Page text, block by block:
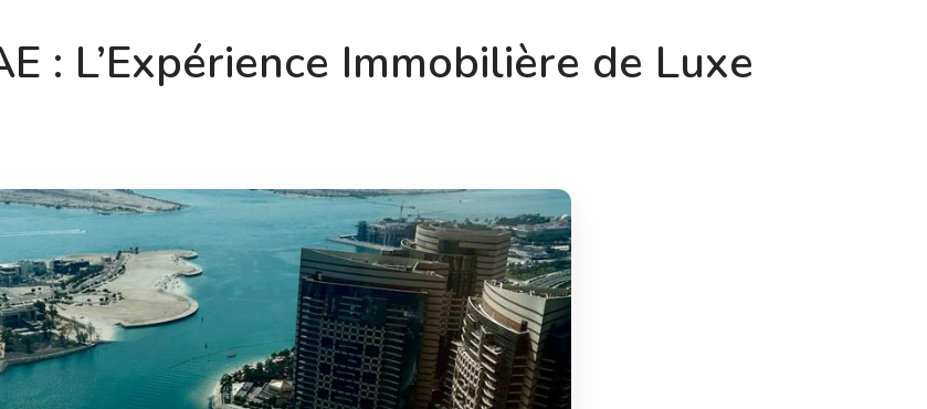
: L’Expérience Immobilière de Luxe